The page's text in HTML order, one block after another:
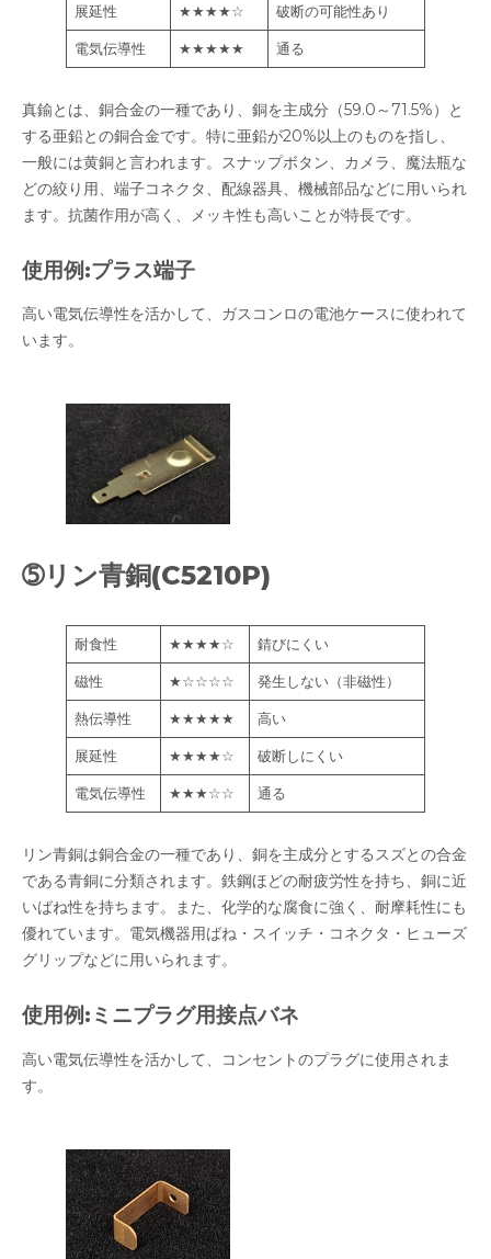
展延性 ★★★★☆ 破断の可能性あり
電気伝導性 ★★★★★ 通る
真鍮とは、銅合金の一種であり、銅を主成分（59.0～71.5%）と
する亜鉛との銅合金です。特に亜鉛が20%以上のものを指し、
一般には黄銅と言われます。スナップボタン、カメラ、魔法瓶な
どの絞り用、端子コネクタ、配線器具、機械部品などに用いられ
ます。抗菌作用が高く、メッキ性も高いことが特長です。
使用例:プラス端子
高い電気伝導性を活かして、ガスコンロの電池ケースに使われて
います。
➄リン青銅(C5210P)
耐食性 ★★★★☆ 錆びにくい
磁性 ★☆☆☆☆ 発生しない（非磁性）
熱伝導性 ★★★★★ 高い
展延性 ★★★★☆ 破断しにくい
電気伝導性 ★★★☆☆ 通る
リン青銅は銅合金の一種であり、銅を主成分とするスズとの合金
である青銅に分類されます。鉄鋼ほどの耐疲労性を持ち、銅に近
いばね性を持ちます。また、化学的な腐食に強く、耐摩耗性にも
優れています。電気機器用ばね・スイッチ・コネクタ・ヒューズ
グリップなどに用いられます。
使用例:ミニプラグ用接点バネ
高い電気伝導性を活かして、コンセントのプラグに使用されま
す。